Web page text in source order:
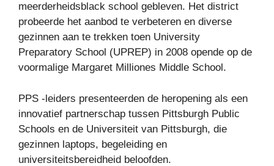
meerderheidsblack school gebleven. Het district
probeerde het aanbod te verbeteren en diverse
gezinnen aan te trekken toen University
Preparatory School (UPREP) in 2008 opende op de
voormalige Margaret Milliones Middle School.
PPS -leiders presenteerden de heropening als een
innovatief partnerschap tussen Pittsburgh Public
Schools en de Universiteit van Pittsburgh, die
gezinnen laptops, begeleiding en
universiteitsbereidheid beloofden.